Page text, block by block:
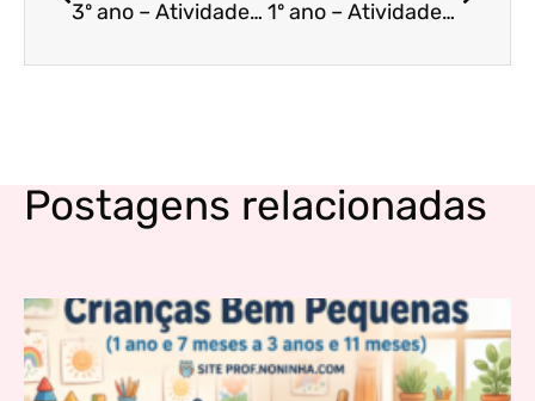
3º ano – Atividades de leitura, interpretação e matemática 1º ano – Atividades de matemática – 2
Postagens relacionadas